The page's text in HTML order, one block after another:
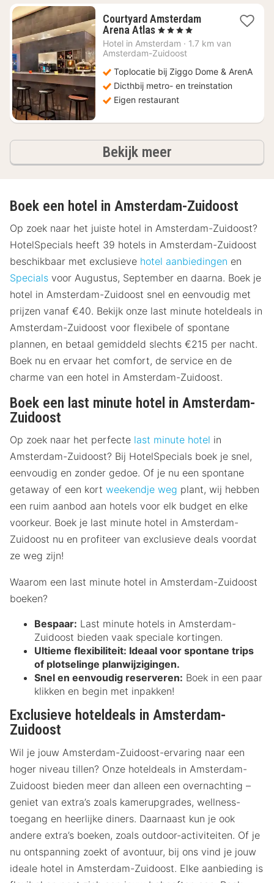
Courtyard Amsterdam
Arena Atlas1
nacht
vanaf
95,39
, 4 Sterren
Hotel in Amsterdam · 1.7 km van
Amsterdam-Zuidoost
Toplocatie bij Ziggo Dome & ArenA
Dicthbij metro- en treinstation
Eigen restaurant
Bekijk meerhotels
Boek een hotel in Amsterdam-Zuidoost
Op zoek naar het juiste hotel in Amsterdam-Zuidoost?
HotelSpecials heeft 39 hotels in Amsterdam-Zuidoost
beschikbaar met exclusieve hotel aanbiedingen en
Specials voor Augustus, September en daarna. Boek je
hotel in Amsterdam-Zuidoost snel en eenvoudig met
prijzen vanaf €40. Bekijk onze last minute hoteldeals in
Amsterdam-Zuidoost voor flexibele of spontane
plannen, en betaal gemiddeld slechts €215 per nacht.
Boek nu en ervaar het comfort, de service en de
charme van een hotel in Amsterdam-Zuidoost.
Boek een last minute hotel in Amsterdam-
Zuidoost
Op zoek naar het perfecte last minute hotel in
Amsterdam-Zuidoost? Bij HotelSpecials boek je snel,
eenvoudig en zonder gedoe. Of je nu een spontane
getaway of een kort weekendje weg plant, wij hebben
een ruim aanbod aan hotels voor elk budget en elke
voorkeur. Boek je last minute hotel in Amsterdam-
Zuidoost nu en profiteer van exclusieve deals voordat
ze weg zijn!
Waarom een last minute hotel in Amsterdam-Zuidoost
boeken?
Bespaar: Last minute hotels in Amsterdam-
Zuidoost bieden vaak speciale kortingen.
Ultieme flexibiliteit: Ideaal voor spontane trips
of plotselinge planwijzigingen.
Snel en eenvoudig reserveren: Boek in een paar
klikken en begin met inpakken!
Exclusieve hoteldeals in Amsterdam-
Zuidoost
Wil je jouw Amsterdam-Zuidoost-ervaring naar een
hoger niveau tillen? Onze hoteldeals in Amsterdam-
Zuidoost bieden meer dan alleen een overnachting –
geniet van extra’s zoals kamerupgrades, wellness-
toegang en heerlijke diners. Daarnaast kun je ook
andere extra’s boeken, zoals outdoor-activiteiten. Of je
nu ontspanning zoekt of avontuur, bij ons vind je jouw
ideale hotel in Amsterdam-Zuidoost. Elke aanbieding is